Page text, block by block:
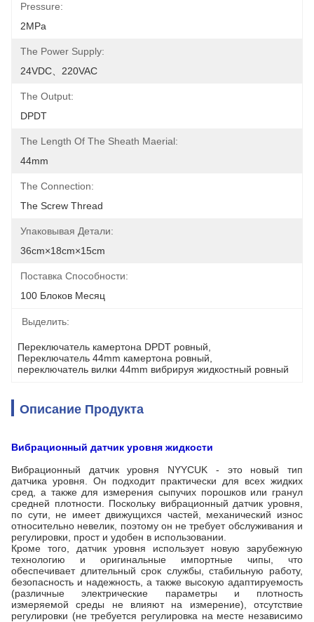
Pressure:
2MPa
The Power Supply:
24VDC、220VAC
The Output:
DPDT
The Length Of The Sheath Maerial:
44mm
The Connection:
The Screw Thread
Упаковывая Детали:
36cm×18cm×15cm
Поставка Способности:
100 Блоков Месяц
Выделить:
Переключатель камертона DPDT ровный
Переключатель 44mm камертона ровный
переключатель вилки 44mm вибрируя жидкостный ровный
Описание Продукта
Вибрационный датчик уровня жидкости
Вибрационный датчик уровня NYYCUK - это новый тип
датчика уровня. Он подходит практически для всех жидких
сред, а также для измерения сыпучих порошков или гранул
средней плотности. Поскольку вибрационный датчик уровня,
по сути, не имеет движущихся частей, механический износ
относительно невелик, поэтому он не требует обслуживания и
регулировки, прост и удобен в использовании.
Кроме того, датчик уровня использует новую зарубежную
технологию и оригинальные импортные чипы, что
обеспечивает длительный срок службы, стабильную работу,
безопасность и надежность, а также высокую адаптируемость
(различные электрические параметры и плотность
измеряемой среды не влияют на измерение), отсутствие
регулировки (не требуется регулировка на месте независимо